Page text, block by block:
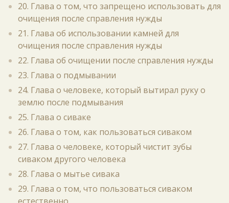
20. Глава о том, что запрещено использовать для
очищения после справления нужды
21. Глава об использовании камней для
очищения после справления нужды
22. Глава об очищении после справления нужды
23. Глава о подмывании
24. Глава о человеке, который вытирал руку о
землю после подмывания
25. Глава о сиваке
26. Глава о том, как пользоваться сиваком
27. Глава о человеке, который чистит зубы
сиваком другого человека
28. Глава о мытье сивака
29. Глава о том, что пользоваться сиваком